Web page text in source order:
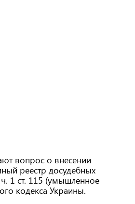
вопрос о внесении
реестр досудебных
1 ст. 115 (умышленное
кодекса Украины.